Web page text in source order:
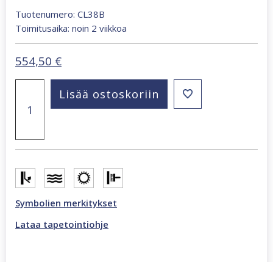
Tuotenumero: CL38B
Toimitusaika: noin 2 viikkoa
554,50 €
CL38B
määrä
Lisää ostoskoriin
Symbolien merkitykset
Lataa tapetointiohje